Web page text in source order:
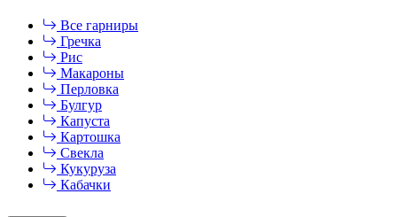
Все гарниры
Гречка
Рис
Макароны
Перловка
Булгур
Капуста
Картошка
Свекла
Кукуруза
Кабачки